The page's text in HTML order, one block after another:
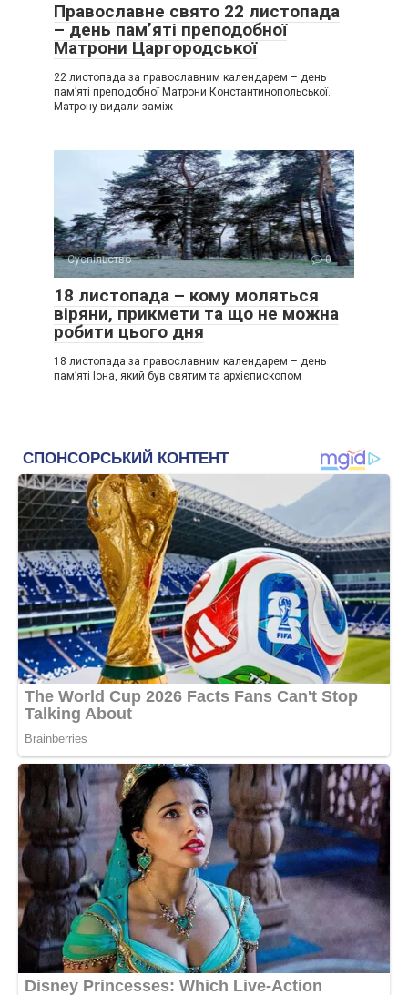
Православне свято 22 листопада
– день пам’яті преподобної
Матрони Царгородської
22 листопада за православним календарем – день
пам’яті преподобної Матрони Константинопольської.
Матрону видали заміж
Суспільство 0
18 листопада – кому моляться
віряни, прикмети та що не можна
робити цього дня
18 листопада за православним календарем – день
пам’яті Іона, який був святим та архієпископом